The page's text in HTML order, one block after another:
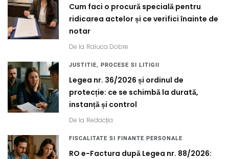
Cum faci o procură specială pentru
ridicarea actelor și ce verifici înainte de
notar
De la Raluca Dobre
JUSTITIE, PROCESE SI LITIGII
Legea nr. 36/2026 și ordinul de
protecție: ce se schimbă la durată,
instanță și control
De la Redacția
FISCALITATE SI FINANTE PERSONALE
RO e-Factura după Legea nr. 88/2026: